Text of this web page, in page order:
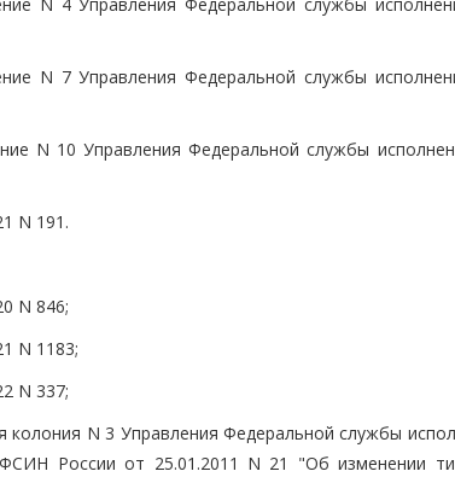
N 7 Управления Федеральной службы
N 10 Управления Федеральной службы
N 191.
N 846;
N 1183;
N 337;
N 3 Управления Федеральной службы
России от 25.01.2011 N 21 "Об изменении